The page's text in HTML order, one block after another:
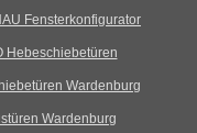
Fensterkonfigurator
Hebeschiebetüren
Wardenburg
Wardenburg